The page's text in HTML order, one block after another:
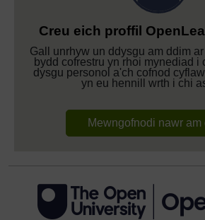
Creu eich proffil
Gall unrhyw un ddysgu am ddim
bydd cofrestru yn rhoi mynediad i
dysgu personol a'ch cofnod
yn eu hennill wrth i chi
Mewngofnodi nawr am